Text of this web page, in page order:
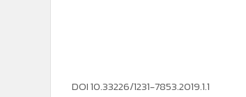
DOI 10.33226/1231-7853.2019.1.1